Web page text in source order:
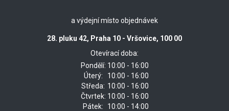
a výdejní místo objednávek
28. pluku 42, Praha 10 - Vršovice, 100 00
Otevírací doba:
Pondělí: 10:00 - 16:00
Úterý:
10:00 - 16:00
Středa: 10:00 - 16:00
Čtvrtek: 10:00 - 16:00
Pátek:
10:00 - 14:00